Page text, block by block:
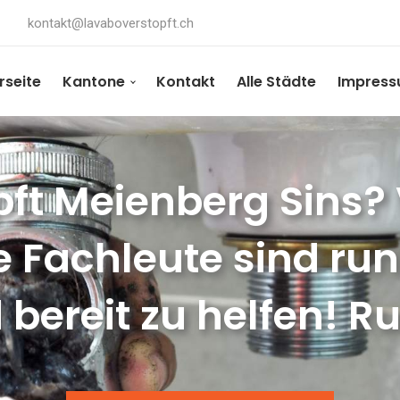
kontakt@lavaboverstopft.ch
Kantone Kontakt Alle Städte
Meienberg Sins?
Fachleute sind
zu helfen!